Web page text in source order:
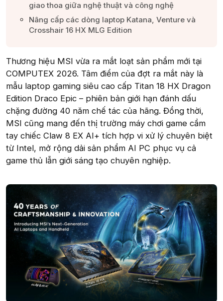
giao thoa giữa nghệ thuật và công nghệ​
Nâng cấp các dòng laptop Katana, Venture và
Crosshair 16 HX MLG Edition​
Thương hiệu MSI vừa ra mắt loạt sản phẩm mới tại
COMPUTEX 2026. Tâm điểm của đợt ra mắt này là
mẫu laptop gaming siêu cao cấp Titan 18 HX Dragon
Edition Draco Epic – phiên bản giới hạn đánh dấu
chặng đường 40 năm chế tác của hãng. Đồng thời,
MSI cũng mang đến thị trường máy chơi game cầm
tay chiếc Claw 8 EX AI+ tích hợp vi xử lý chuyên biệt
từ Intel, mở rộng dải sản phẩm AI PC phục vụ cả
game thủ lẫn giới sáng tạo chuyên nghiệp.